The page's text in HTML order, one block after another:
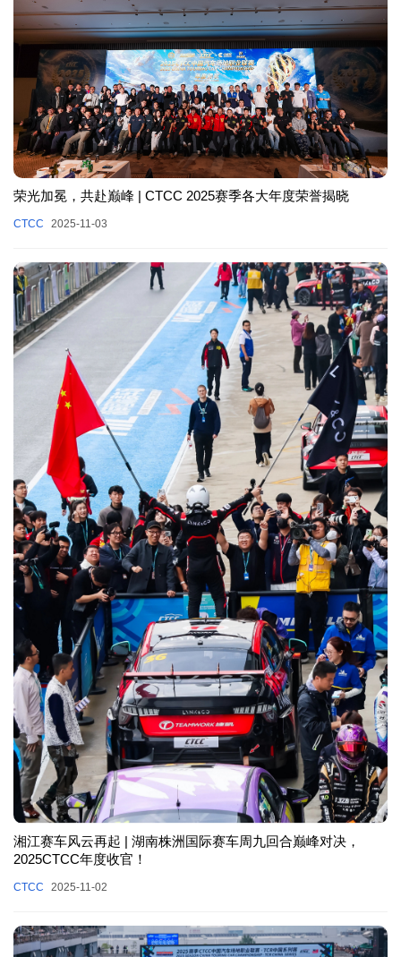
荣光加冕，共赴巅峰 | CTCC 2025赛季各大年度荣誉揭晓
CTCC 2025-11-03
湘江赛车风云再起 | 湖南株洲国际赛车周九回合巅峰对决，
2025CTCC年度收官！
CTCC 2025-11-02